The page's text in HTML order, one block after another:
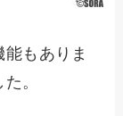
もありま
。